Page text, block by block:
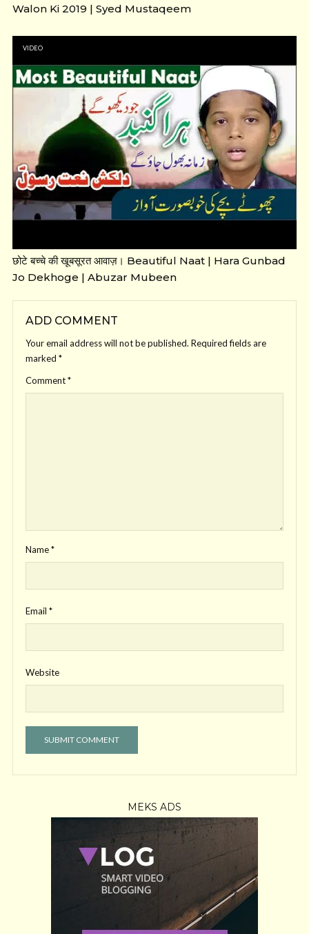
Walon Ki 2019 | Syed Mustaqeem
VIDEO
छोटे बच्चे की खूबसूरत आवाज़। Beautiful Naat | Hara Gunbad
Jo Dekhoge | Abuzar Mubeen
ADD COMMENT
Your email address will not be published. Required fields are
marked *
Comment*
Name*
Email *
Website
MEKS ADS